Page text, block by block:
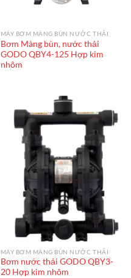
MÁY BƠM MÀNG BÙN NƯỚC THẢI
Bơm Màng bùn, nước thải
GODO QBY4-125 Hợp kim
nhôm
MÁY BƠM MÀNG BÙN NƯỚC THẢI
Bơm nước thải GODO QBY3-
20 Hợp kim nhôm